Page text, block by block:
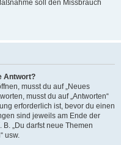
soll den Missbrauch
Antwort?
musst du auf „Neues
musst du auf „Antworten“
erforderlich ist, bevor du einen
sind jeweils am Ende der
„Du darfst neue Themen
usw.